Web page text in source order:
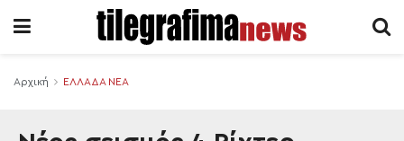
Αρχική ΕΛΛΑΔΑ ΝΕΑ